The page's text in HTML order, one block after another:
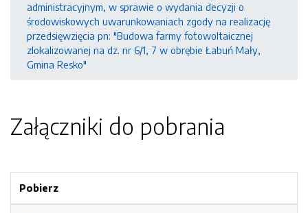
administracyjnym, w sprawie o wydania decyzji o
środowiskowych uwarunkowaniach zgody na realizację
przedsięwzięcia pn: "Budowa farmy fotowoltaicznej
zlokalizowanej na dz. nr 6/1, 7 w obrębie Łabuń Mały,
Gmina Resko"
Załączniki do pobrania
Pobierz